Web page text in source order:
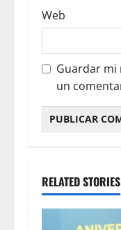
Web
Guardar mi
un
RELATED STORIES